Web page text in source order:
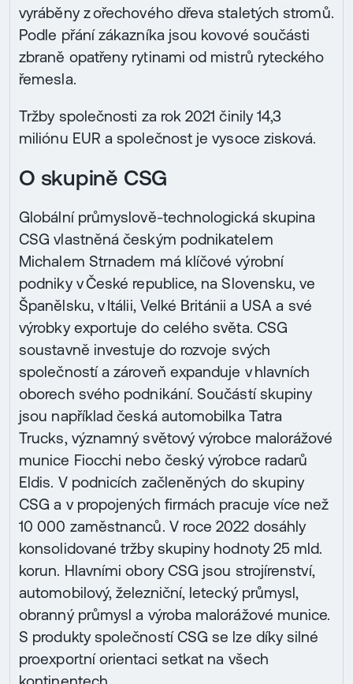
vyráběny z ořechového dřeva staletých stromů.
Podle přání zákazníka jsou kovové součásti
zbraně opatřeny rytinami od mistrů ryteckého
řemesla.
Tržby společnosti za rok 2021 činily 14,3
miliónu EUR a společnost je vysoce zisková.
O skupině CSG
Globální průmyslově-technologická skupina
CSG vlastněná českým podnikatelem
Michalem Strnadem má klíčové výrobní
podniky v České republice, na Slovensku, ve
Španělsku, v Itálii, Velké Británii a USA a své
výrobky exportuje do celého světa. CSG
soustavně investuje do rozvoje svých
společností a zároveň expanduje v hlavních
oborech svého podnikání. Součástí skupiny
jsou například česká automobilka Tatra
Trucks, významný světový výrobce malorážové
munice Fiocchi nebo český výrobce radarů
Eldis. V podnicích začleněných do skupiny
CSG a v propojených firmách pracuje více než
10 000 zaměstnanců. V roce 2022 dosáhly
konsolidované tržby skupiny hodnoty 25 mld.
korun. Hlavními obory CSG jsou strojírenství,
automobilový, železniční, letecký průmysl,
obranný průmysl a výroba malorážové munice.
S produkty společností CSG se lze díky silné
proexportní orientaci setkat na všech